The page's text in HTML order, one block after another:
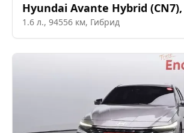
Hyundai Avante Hybrid (CN7),
1.6 л., 94556 км, Гибрид